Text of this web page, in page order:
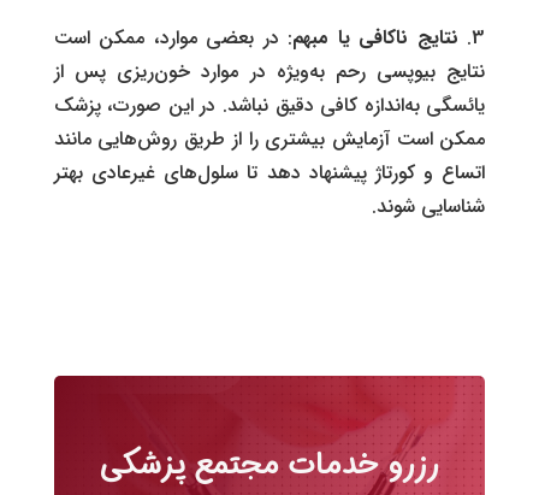
نتایج ناکافی یا مبهم: در بعضی موارد، ممکن است
نتایج بیوپسی رحم به‌ویژه در موارد خون‌ریزی پس از
یائسگی به‌اندازه کافی دقیق نباشد. در این صورت، پزشک
ممکن است آزمایش بیشتری را از طریق روش‌هایی مانند
اتساع و کورتاژ پیشنهاد دهد تا سلول‌های غیرعادی بهتر
شناسایی شوند.
رزرو خدمات مجتمع پزشکی